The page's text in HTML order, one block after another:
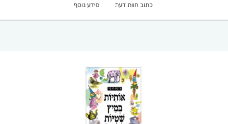
כתוב חוות דעת
מידע נוסף